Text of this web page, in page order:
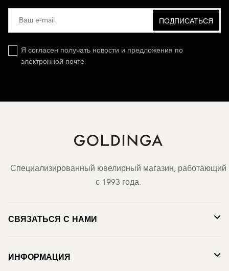
Я согласен получать новости и предложения по
электронной почте
Специализированный ювелирный магазин, работающий
с 1993 года.
СВЯЗАТЬСЯ С НАМИ
ИНФОРМАЦИЯ